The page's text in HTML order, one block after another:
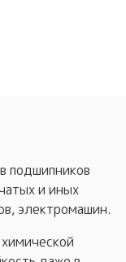
подшипников
и иных
электромашин.